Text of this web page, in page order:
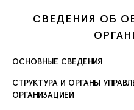
СВЕДЕНИЯ ОБ
ОСНОВНЫЕ СВЕДЕНИЯ
СТРУКТУРА И ОРГАНЫ
ОРГАНИЗАЦИЕЙ